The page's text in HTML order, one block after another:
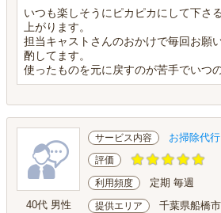
いつも楽しそうにピカピカにして下さ
上がります。
担当キャストさんのおかけで毎回お願
酌してます。
使ったものを元に戻すのが苦手でいつ
40代 男性
サービス内容 お掃除代行
評価
利用頻度 定期 毎週
提供エリア 千葉県船橋市